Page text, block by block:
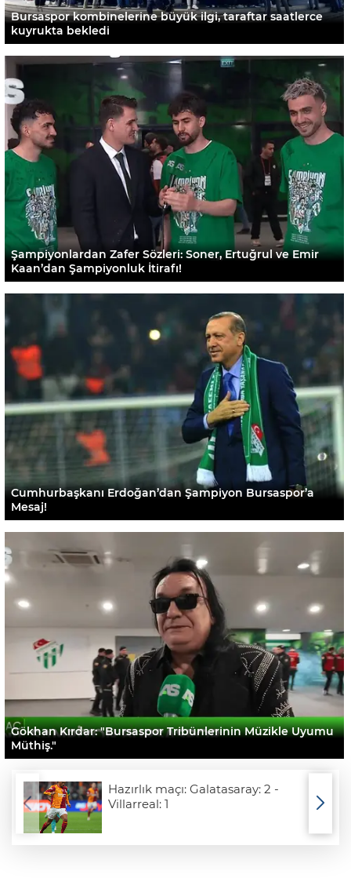
Bursaspor kombinelerine büyük ilgi, taraftar saatlerce
kuyrukta bekledi
Şampiyonlardan Zafer Sözleri: Soner, Ertuğrul ve Emir
Kaan’dan Şampiyonluk İtirafı!
Cumhurbaşkanı Erdoğan’dan Şampiyon Bursaspor’a
Mesaj!
Gökhan Kırdar: "Bursaspor Tribünlerinin Müzikle Uyumu
Müthiş."
Hazırlık maçı: Galatasaray: 2 -
Villarreal: 1